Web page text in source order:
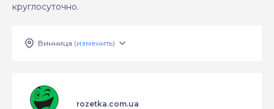
круглосуточно.
Винница (изменить)
rozetka.com.ua